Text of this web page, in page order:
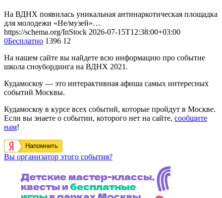
На ВДНХ появилась уникальная антинаркотическая площадка
для молодежи «Не/музей»…
https://schema.org/InStock 2026-07-15T12:38:00+03:00
0Бесплатно 1396 12
На нашем сайте вы найдете всю информацию про событие
школа сноубординга на ВДНХ 2021.
Кудамоскоу — это интерактивная афиша самых интересных
событий Москвы.
Кудамоскоу в курсе всех событий, которые пройдут в Москве.
Если вы знаете о событии, которого нет на сайте, сообщите
нам!
Напомнить
Вы организатор этого события?